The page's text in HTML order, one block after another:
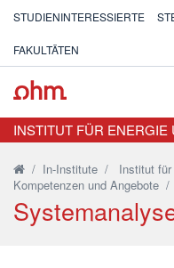
STUDIENINTERESSIERTE
FAKULTÄTEN
INSTITUT FÜR ENERGIE
/ In-Institute / Institut für
Kompetenzen und Angebote /